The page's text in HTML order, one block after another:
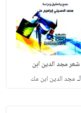
شعر مجد الدين ابن
لـ مجد الدين ابن مك